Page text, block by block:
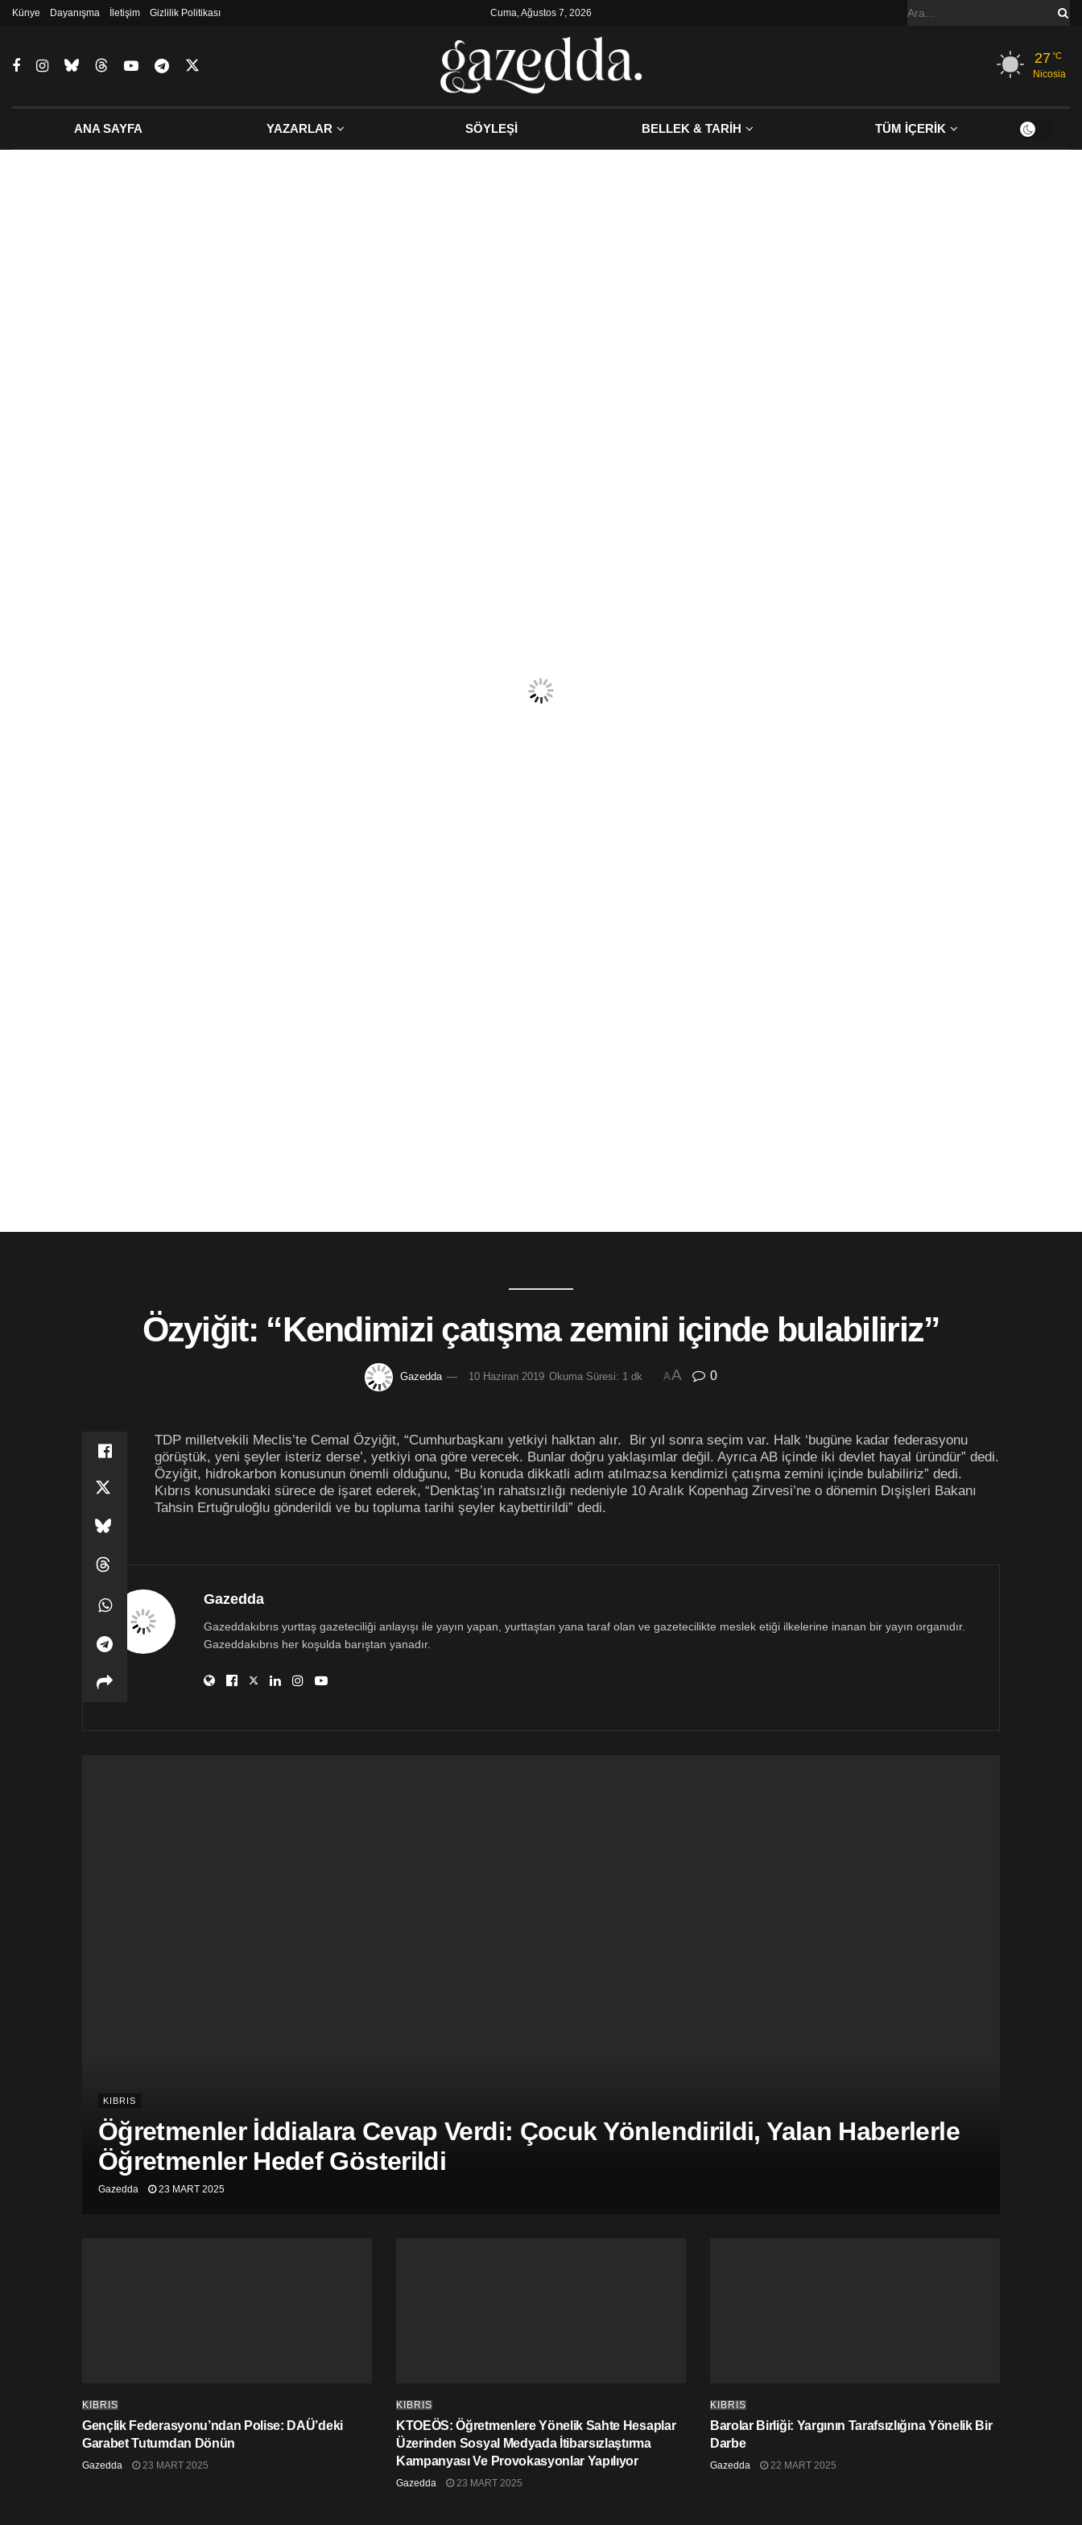
Künye Dayanışma İletişim Gizlilik Politikası Cuma, Ağustos 7, 2026
27°C
Nicosia
ANA SAYFA YAZARLAR SÖYLEŞİ BELLEK & TARİH TÜM İÇERİK
Özyiğit: “Kendimizi çatışma zemini içinde bulabiliriz”
Gazedda 10 Haziran 2019 Okuma Süresi: 1 dk AA 0
TDP milletvekili Meclis’te Cemal Özyiğit, “Cumhurbaşkanı yetkiyi halktan alır. Bir yıl sonra seçim var. Halk ‘bugüne kadar federasyonu
görüştük, yeni şeyler isteriz derse’, yetkiyi ona göre verecek. Bunlar doğru yaklaşımlar değil. Ayrıca AB içinde iki devlet hayal üründür” dedi.
Özyiğit, hidrokarbon konusunun önemli olduğunu, “Bu konuda dikkatli adım atılmazsa kendimizi çatışma zemini içinde bulabiliriz” dedi.
Kıbrıs konusundaki sürece de işaret ederek, “Denktaş’ın rahatsızlığı nedeniyle 10 Aralık Kopenhag Zirvesi’ne o dönemin Dışişleri Bakanı
Tahsin Ertuğruloğlu gönderildi ve bu topluma tarihi şeyler kaybettirildi” dedi.
Gazedda
Gazeddakıbrıs yurttaş gazeteciliği anlayışı ile yayın yapan, yurttaştan yana taraf olan ve gazetecilikte meslek etiği ilkelerine inanan bir yayın organıdır.
Gazeddakıbrıs her koşulda barıştan yanadır.
KIBRIS
Öğretmenler İddialara Cevap Verdi: Çocuk Yönlendirildi, Yalan Haberlerle
Öğretmenler Hedef Gösterildi
Gazedda 23 MART 2025
KIBRIS
Gençlik Federasyonu’ndan Polise: DAÜ’deki
Garabet Tutumdan Dönün
Gazedda 23 MART 2025
KIBRIS
KTOEÖS: Öğretmenlere Yönelik Sahte Hesaplar
Üzerinden Sosyal Medyada İtibarsızlaştırma
Kampanyası Ve Provokasyonlar Yapılıyor
Gazedda 23 MART 2025
KIBRIS
Barolar Birliği: Yargının Tarafsızlığına Yönelik Bir
Darbe
Gazedda 22 MART 2025